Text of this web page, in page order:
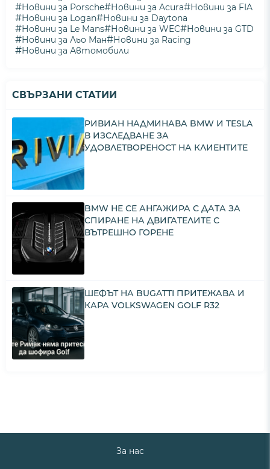
#Новини за Porsche#Новини за Acura#Новини за FIA
#Новини за Logan#Новини за Daytona
#Новини за Le Mans#Новини за WEC#Новини за GTD
#Новини за Льо Ман#Новини за Racing
#Новини за Автомобили
СВЪРЗАНИ СТАТИИ
РИВИАН НАДМИНАВА BMW И TESLA
В ИЗСЛЕДВАНЕ ЗА
УДОВЛЕТВОРЕНОСТ НА КЛИЕНТИТЕ
BMW НЕ СЕ АНГАЖИРА С ДАТА ЗА
СПИРАНЕ НА ДВИГАТЕЛИТЕ С
ВЪТРЕШНО ГОРЕНЕ
ШЕФЪТ НА BUGATTI ПРИТЕЖАВА И
КАРА VOLKSWAGEN GOLF R32
За нас